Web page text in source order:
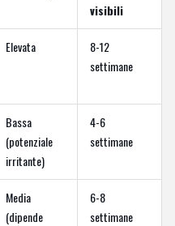
visibili
Elevata
8-12
settimane
Bassa
(potenziale
irritante)
4-6
settimane
Media
(dipende
6-8
settimane